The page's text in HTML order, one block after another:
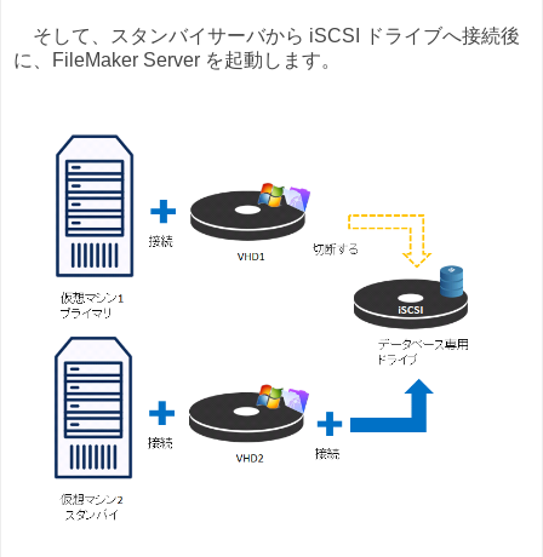
そして、スタンバイサーバから iSCSI ドライブへ接続後
に、FileMaker Server を起動します。